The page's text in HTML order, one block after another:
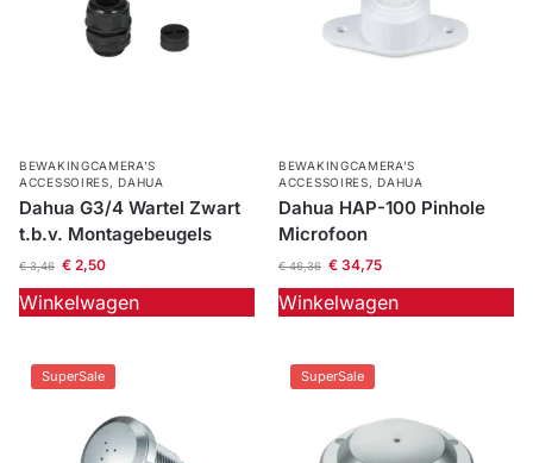
BEWAKINGCAMERA'S
ACCESSOIRES,DAHUA
Dahua G3/4 Wartel Zwart
t.b.v. Montagebeugels
€3,46 €2,50
Winkelwagen
BEWAKINGCAMERA'S
ACCESSOIRES,DAHUA
Dahua HAP-100 Pinhole
Microfoon
€46,36 €34,75
Winkelwagen
SuperSale SuperSale